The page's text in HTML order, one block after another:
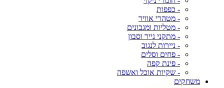
- כפפות
- מטהרי אוויר
- מטליות ומגבונים
- מתקני נייר וסבון
- ניירות לנגוב
- פחים וסלים
- פינת קפה
- שקיות אוכל ואשפה
משחקים